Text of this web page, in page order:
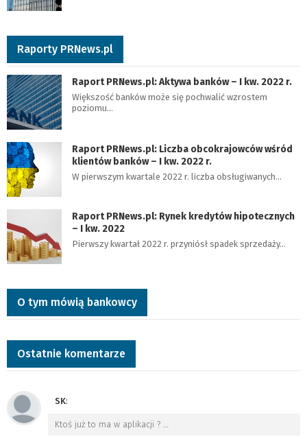
Raporty PRNews.pl
Raport PRNews.pl: Aktywa banków – I kw. 2022 r.
Większość banków może się pochwalić wzrostem
poziomu…
Raport PRNews.pl: Liczba obcokrajowców wśród
klientów banków – I kw. 2022 r.
W pierwszym kwartale 2022 r. liczba obsługiwanych…
Raport PRNews.pl: Rynek kredytów hipotecznych
– I kw. 2022
Pierwszy kwartał 2022 r. przyniósł spadek sprzedaży…
O tym mówią bankowcy
Ostatnie komentarze
SK:
Ktoś już to ma w aplikacji ? …